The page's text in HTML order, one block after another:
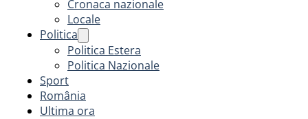
Cronaca nazionale
Locale
Politica
Politica Estera
Politica Nazionale
Sport
România
Ultima ora